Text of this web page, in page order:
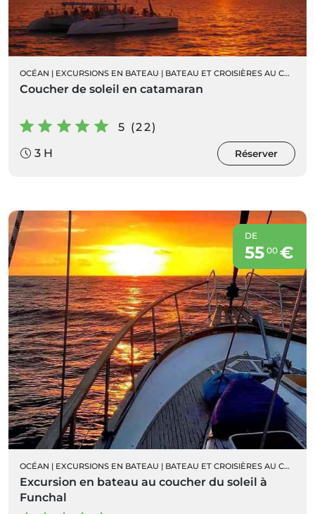
OCÉAN | EXCURSIONS EN BATEAU | BATEAU ET CROISIÈRES AU COUCHER DU SOLEIL
Coucher de soleil en catamaran
5 (22)
3 H
Réserver
DE
55 00€
OCÉAN | EXCURSIONS EN BATEAU | BATEAU ET CROISIÈRES AU COUCHER DU SOLEIL
Excursion en bateau au coucher du soleil à
Funchal